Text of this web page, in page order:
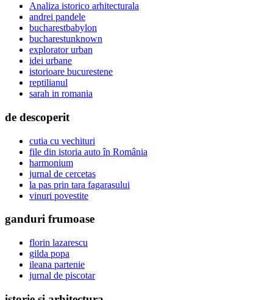
Analiza istorico arhitecturala
andrei pandele
bucharestbabylon
bucharestunknown
explorator urban
idei urbane
istorioare bucurestene
reptilianul
sarah in romania
de descoperit
cutia cu vechituri
file din istoria auto în România
harmonium
jurnal de cercetas
la pas prin tara fagarasului
vinuri povestite
ganduri frumoase
florin lazarescu
gilda popa
ileana partenie
jurnal de piscotar